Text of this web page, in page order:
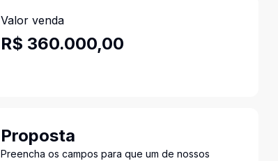
Valor venda
R$ 360.000,00
Proposta
Preencha os campos para que um de nossos